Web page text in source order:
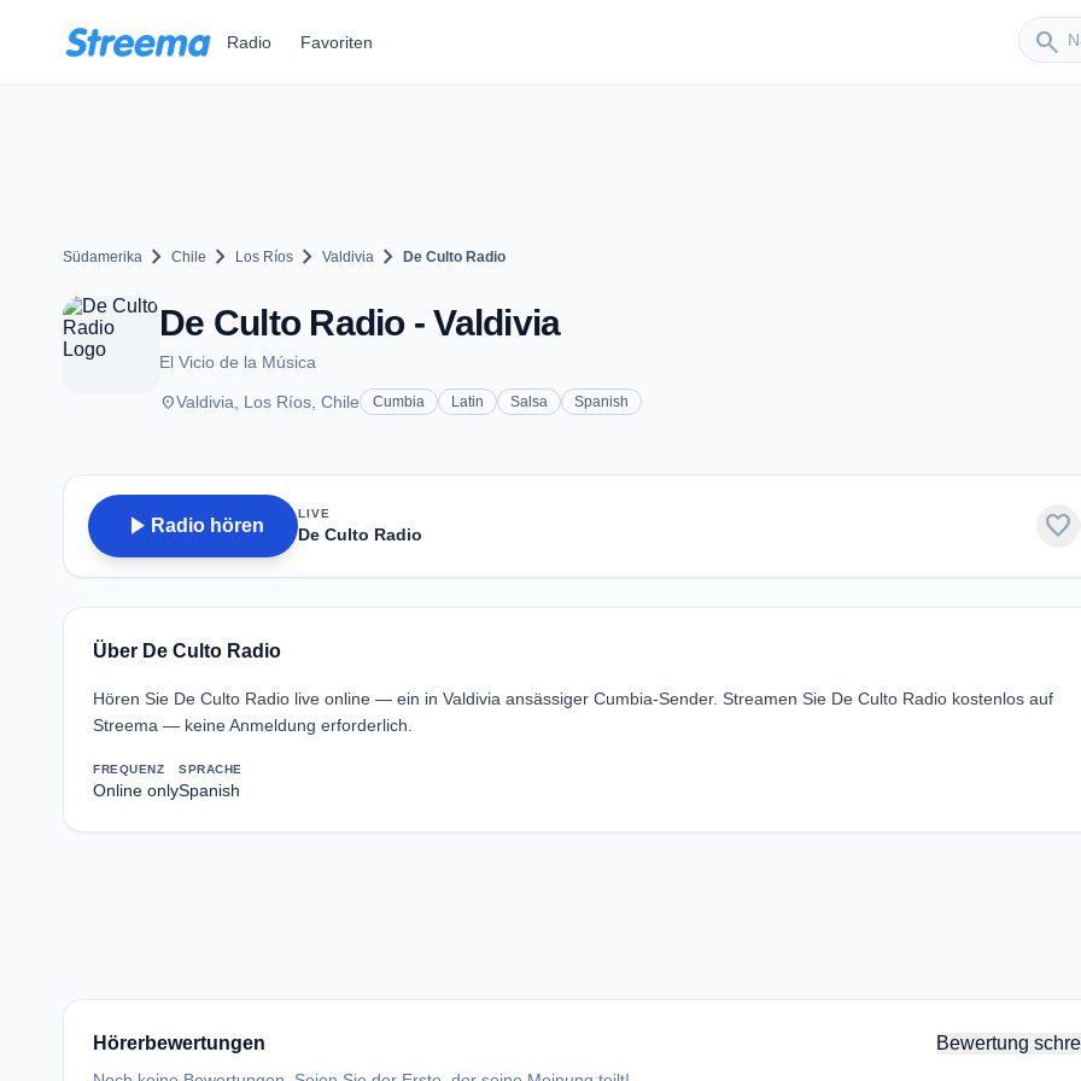
Radio Favoriten search
Südamerika chevron_right Chile chevron_right Los Ríos chevron_right Valdivia chevron_right De Culto Radio
De Culto Radio - Valdivia
El Vicio de la Música
placeValdivia, Los Ríos, Chile Cumbia Latin Salsa Spanish
play_arrow Radio hören
LIVE
De Culto Radio favorite
Über De Culto Radio
Hören Sie De Culto Radio live online — ein in Valdivia ansässiger Cumbia-Sender. Streamen Sie De Culto Radio kostenlos auf
Streema — keine Anmeldung erforderlich.
FREQUENZ
Online only
SPRACHE
Spanish
Hörerbewertungen Bewertung